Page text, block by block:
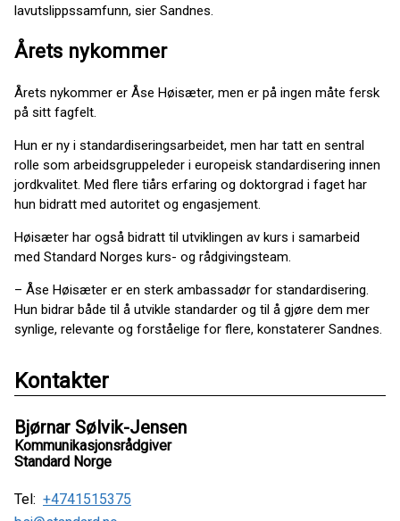
lavutslippssamfunn, sier Sandnes.
Årets nykommer
Årets nykommer er Åse Høisæter, men er på ingen måte fersk
på sitt fagfelt.
Hun er ny i standardiseringsarbeidet, men har tatt en sentral
rolle som arbeidsgruppeleder i europeisk standardisering innen
jordkvalitet. Med flere tiårs erfaring og doktorgrad i faget har
hun bidratt med autoritet og engasjement.
Høisæter har også bidratt til utviklingen av kurs i samarbeid
med Standard Norges kurs- og rådgivingsteam.
– Åse Høisæter er en sterk ambassadør for standardisering.
Hun bidrar både til å utvikle standarder og til å gjøre dem mer
synlige, relevante og forståelige for flere, konstaterer Sandnes.
Kontakter
Bjørnar Sølvik-Jensen
Kommunikasjonsrådgiver
Standard Norge
Tel: +4741515375